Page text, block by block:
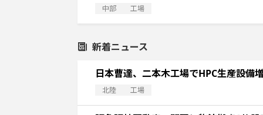
中部 工場
新着ニュース
日本曹達、二本木工場でHPC生産設備
北陸 工場